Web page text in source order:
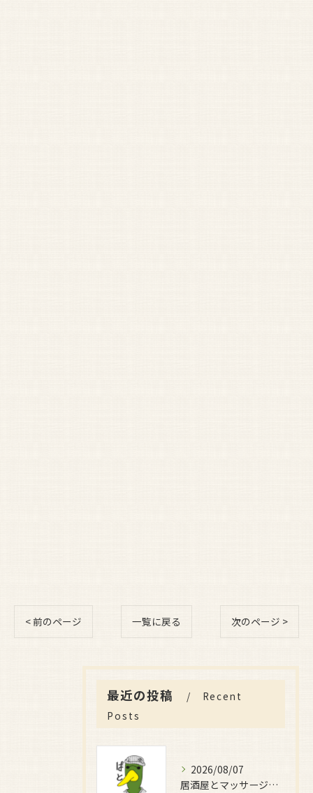
< 前のページ 一覧に戻る 次のページ >
最近の投稿
Recent
Posts
2026/08/07
居酒屋とマッサージで癒しの時間を満喫する新しい過ごし方完全ガイド